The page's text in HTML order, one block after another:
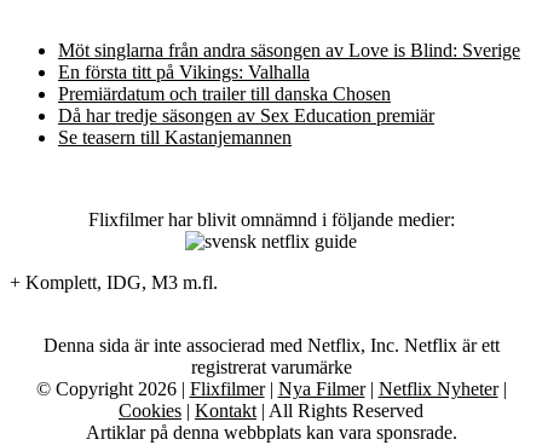
Möt singlarna från andra säsongen av Love is Blind: Sverige
En första titt på Vikings: Valhalla
Premiärdatum och trailer till danska Chosen
Då har tredje säsongen av Sex Education premiär
Se teasern till Kastanjemannen
Flixfilmer har blivit omnämnd i följande medier:
+ Komplett, IDG, M3 m.fl.
Denna sida är inte associerad med Netflix, Inc. Netflix är ett
registrerat varumärke
© Copyright 2026 | Flixfilmer| Nya Filmer| Netflix Nyheter|
Cookies | Kontakt | All Rights Reserved
Artiklar på denna webbplats kan vara sponsrade.